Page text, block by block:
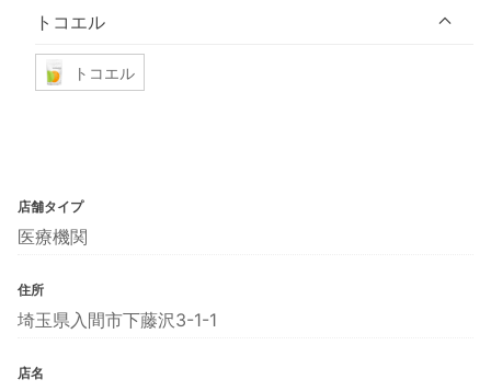
トコエル
トコエル
店舗タイプ
医療機関
住所
埼玉県入間市下藤沢3-1-1
店名